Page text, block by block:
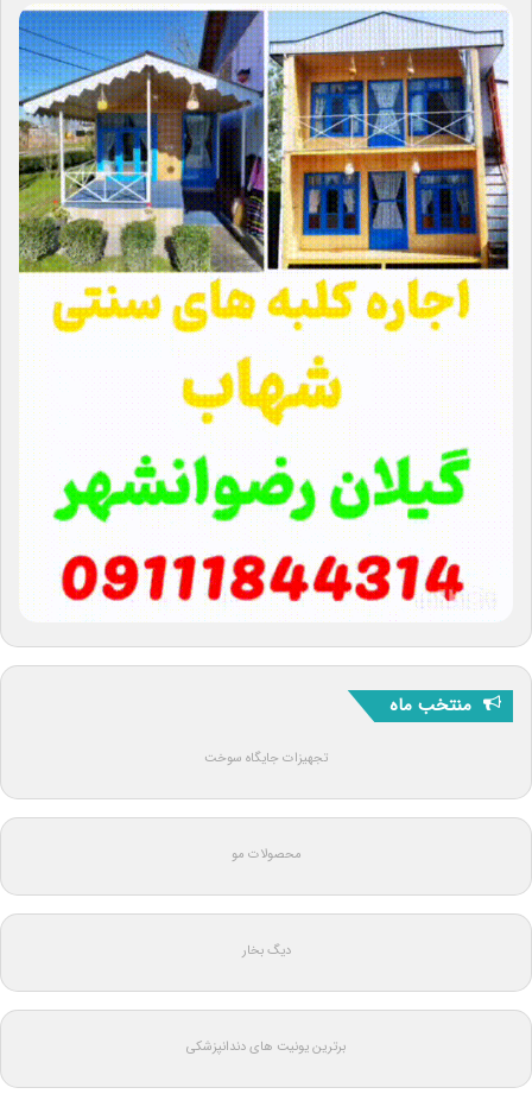
منتخب ماه
تجهیزات جایگاه سوخت
محصولات مو
دیگ بخار
برترین یونیت های دندانپزشکی